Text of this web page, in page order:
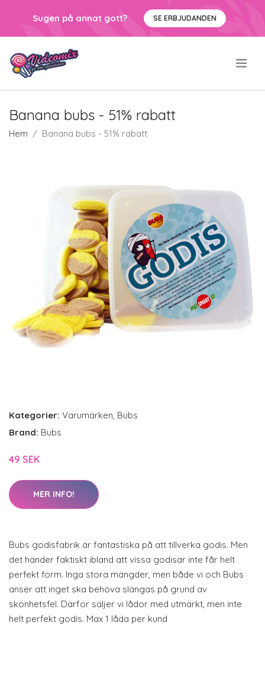
Sugen på annat gott? SE ERBJUDANDEN
Banana bubs - 51% rabatt
Hem Banana bubs - 51% rabatt
Kategorier: Varumärken, Bubs
Brand: Bubs
49 SEK
MER INFO!
Bubs godisfabrik är fantastiska på att tillverka godis. Men
det händer faktiskt ibland att vissa godisar inte får helt
perfekt form. Inga stora mängder, men både vi och Bubs
anser att inget ska behöva slängas på grund av
skönhetsfel. Därför säljer vi lådor med utmärkt, men inte
helt perfekt godis. Max 1 låda per kund